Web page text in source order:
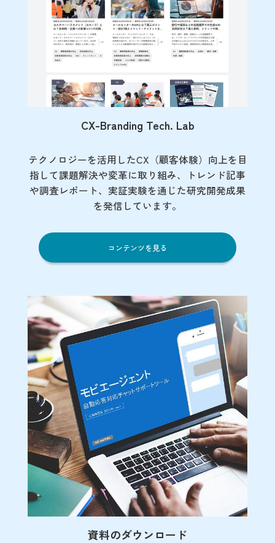
CX-Branding Tech. Lab
テクノロジーを活用したCX（顧客体験）向上を目
指して課題解決や変革に取り組み、トレンド記事
や調査レポート、実証実験を通じた研究開発成果
を発信しています。
コンテンツを見る
資料のダウンロード